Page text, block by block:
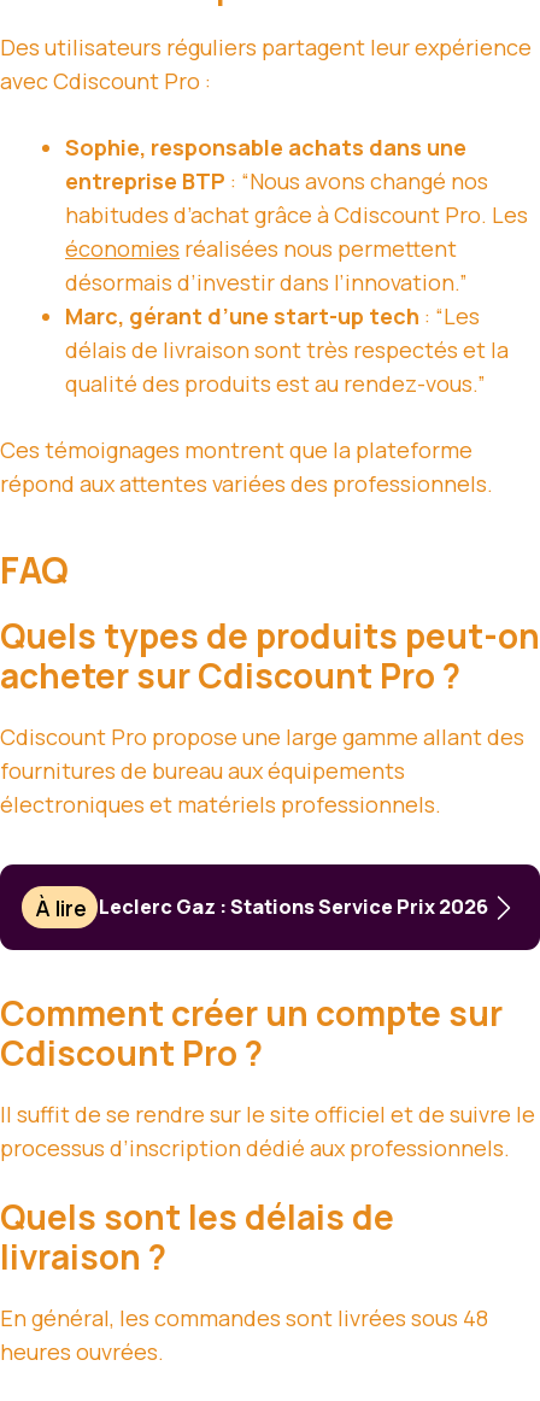
Des utilisateurs réguliers partagent leur expérience
avec Cdiscount Pro :
Sophie, responsable achats dans une
entreprise BTP : “Nous avons changé nos
habitudes d’achat grâce à Cdiscount Pro. Les
économies réalisées nous permettent
désormais d’investir dans l’innovation.”
Marc, gérant d’une start-up tech : “Les
délais de livraison sont très respectés et la
qualité des produits est au rendez-vous.”
Ces témoignages montrent que la plateforme
répond aux attentes variées des professionnels.
FAQ
Quels types de produits peut-on
acheter sur Cdiscount Pro ?
Cdiscount Pro propose une large gamme allant des
fournitures de bureau aux équipements
électroniques et matériels professionnels.
À lire Leclerc Gaz : Stations Service Prix 2026
Comment créer un compte sur
Cdiscount Pro ?
Il suffit de se rendre sur le site officiel et de suivre le
processus d’inscription dédié aux professionnels.
Quels sont les délais de
livraison ?
En général, les commandes sont livrées sous 48
heures ouvrées.